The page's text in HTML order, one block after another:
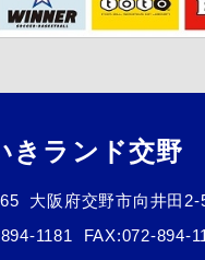
きランド交野
大阪府交野市向井田2-
1181
FAX:072-894-